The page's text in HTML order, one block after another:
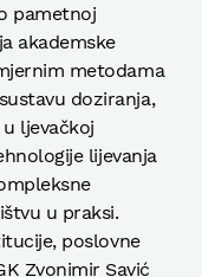
pametnoj
akademske
metodama
doziranja,
ljevačkoj
lijevanja
u praksi.
poslovne
Zvonimir Savić